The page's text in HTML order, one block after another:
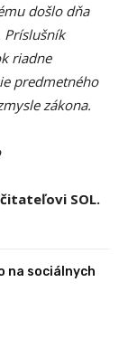
došlo dňa
Príslušník
riadne
predmetného
zákona.
SOL.
na sociálnych